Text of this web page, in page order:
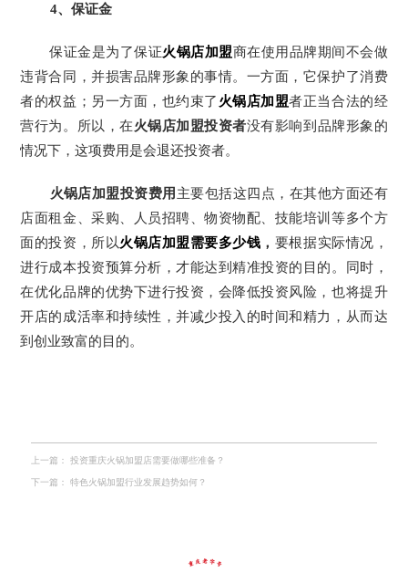
4、保证金
保证金是为了保证火锅店加盟商在使用品牌期间不会做
违背合同，并损害品牌形象的事情。一方面，它保护了消费
者的权益；另一方面，也约束了 火锅店加盟者正当合法的经
营行为。所以，在火锅店加盟投资者没有影响到品牌形象的
情况下，这项费用是会退还投资者。
火锅店加盟投资费用 主要包括这四点，在其他方面还有
店面租金、采购、人员招聘、物资物配、技能培训等多个方
面的投资，所以火锅店加盟需要多少钱 ， 要根据实际情况，
进行成本投资预算分析，才能达到精准投资的目的。同时，
在优化品牌的优势下进行投资，会降低投资风险，也将提升
开店的成活率和持续性，并减少投入的时间和精力，从而达
到创业致富的目的。
上一篇： 投资重庆火锅加盟店需要做哪些准备？
下一篇： 特色火锅加盟行业发展趋势如何？